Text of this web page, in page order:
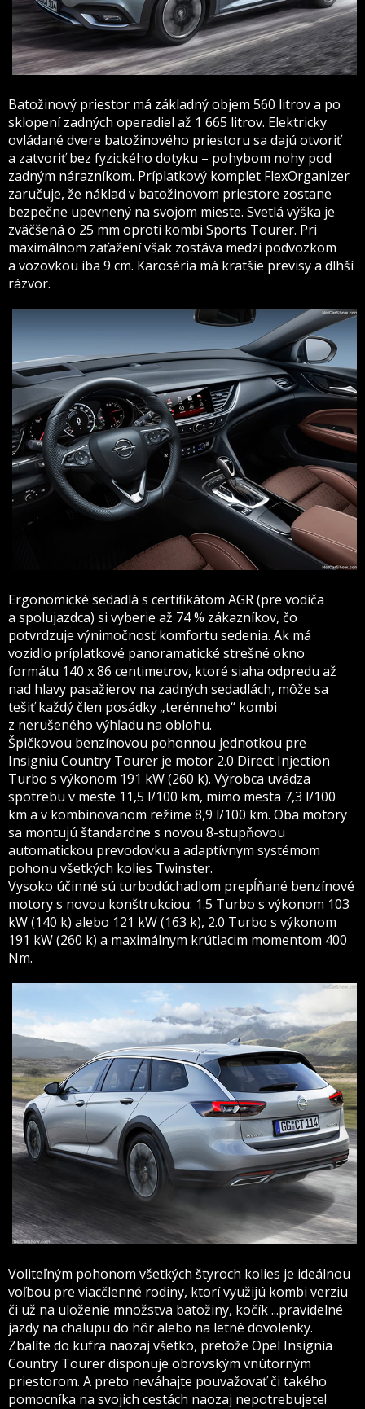
Batožinový priestor má základný objem 560 litrov a po
sklopení zadných operadiel až 1 665 litrov. Elektricky
ovládané dvere batožinového priestoru sa dajú otvoriť
a zatvoriť bez fyzického dotyku – pohybom nohy pod
zadným nárazníkom. Príplatkový komplet FlexOrganizer
zaručuje, že náklad v batožinovom priestore zostane
bezpečne upevnený na svojom mieste. Svetlá výška je
zväčšená o 25 mm oproti kombi Sports Tourer. Pri
maximálnom zaťažení však zostáva medzi podvozkom
a vozovkou iba 9 cm. Karoséria má kratšie previsy a dlhší
rázvor.
Ergonomické sedadlá s certifikátom AGR (pre vodiča
a spolujazdca) si vyberie až 74 % zákazníkov, čo
potvrdzuje výnimočnosť komfortu sedenia. Ak má
vozidlo príplatkové panoramatické strešné okno
formátu 140 x 86 centimetrov, ktoré siaha odpredu až
nad hlavy pasažierov na zadných sedadlách, môže sa
tešiť každý člen posádky „terénneho“ kombi
z nerušeného výhľadu na oblohu.
Špičkovou benzínovou pohonnou jednotkou pre
Insigniu Country Tourer je motor 2.0 Direct Injection
Turbo s výkonom 191 kW (260 k). Výrobca uvádza
spotrebu v meste 11,5 l/100 km, mimo mesta 7,3 l/100
km a v kombinovanom režime 8,9 l/100 km. Oba motory
sa montujú štandardne s novou 8-stupňovou
automatickou prevodovku a adaptívnym systémom
pohonu všetkých kolies Twinster.
Vysoko účinné sú turbodúchadlom prepĺňané benzínové
motory s novou konštrukciou: 1.5 Turbo s výkonom 103
kW (140 k) alebo 121 kW (163 k), 2.0 Turbo s výkonom
191 kW (260 k) a maximálnym krútiacim momentom 400
Nm.
Voliteľným pohonom všetkých štyroch kolies je ideálnou
voľbou pre viacčlenné rodiny, ktorí využijú kombi verziu
či už na uloženie množstva batožiny, kočík ...pravidelné
jazdy na chalupu do hôr alebo na letné dovolenky.
Zbalíte do kufra naozaj všetko, pretože Opel Insignia
Country Tourer disponuje obrovským vnútorným
priestorom. A preto neváhajte pouvažovať či takého
pomocníka na svojich cestách naozaj nepotrebujete!